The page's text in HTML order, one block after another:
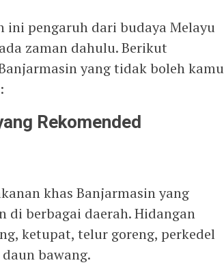
ini pengaruh dari budaya Melayu
zaman dahulu. Berikut
yang tidak boleh kamu
Rekomended
khas Banjarmasin yang
berbagai daerah. Hidangan
ketupat, telur goreng, perkedel
bawang.